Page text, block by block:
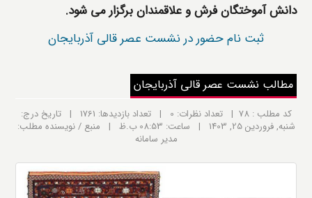
دانش آموختگان فرش و علاقمندان برگزار می شود.
ثبت نام حضور در نشست عصر قالی آذربایجان
مطالب نشست عصر قالی آذربایجان
کد مطلب : 78 | تعداد نظرات: 0 | تعداد بازدیدها: 1761 | تاریخ درج:
شنبه, فروردين 25, 1403 | ساعت: 08:53 ب.ظ | منبع / نویسنده مطلب:
مدیر سامانه